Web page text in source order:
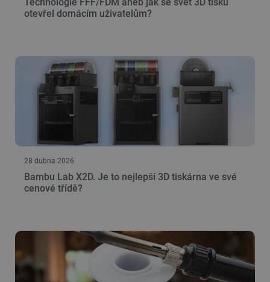
Technologie FFF/FDM aneb jak se svět 3D tisku
otevřel domácím uživatelům?
28 dubna 2026
Bambu Lab X2D. Je to nejlepší 3D tiskárna ve své
cenové třídě?